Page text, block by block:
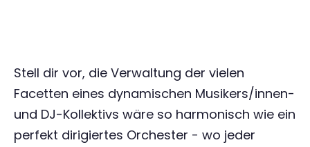
Stell dir vor, die Verwaltung der vielen
Facetten eines dynamischen Musikers/innen-
und DJ-Kollektivs wäre so harmonisch wie ein
perfekt dirigiertes Orchester - wo jeder